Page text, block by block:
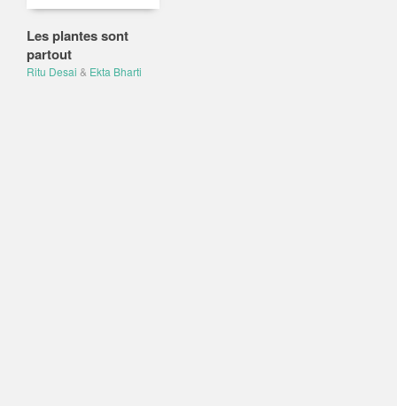
Les plantes sont
partout
Ritu Desai & Ekta Bharti